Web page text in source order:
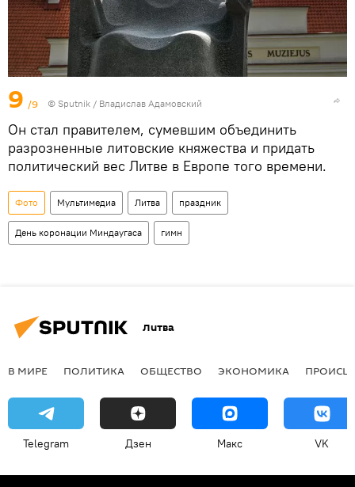
9 /9 © Sputnik / Владислав Адамовский
Он стал правителем, сумевшим объединить
разрозненные литовские княжества и придать
политический вес Литве в Европе того времени.
Фото Мультимедиа Литва праздник
День коронации Миндаугаса гимн
Литва
В МИРЕ ПОЛИТИКА ОБЩЕСТВО ЭКОНОМИКА
Telegram Дзен Макс VK